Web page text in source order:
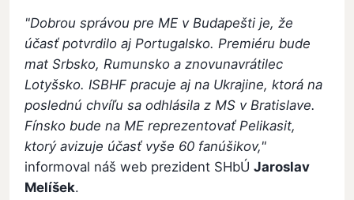
"Dobrou správou pre ME v Budapešti je, že
účasť potvrdilo aj Portugalsko. Premiéru bude
mat Srbsko, Rumunsko a znovunavrátilec
Lotyšsko. ISBHF pracuje aj na Ukrajine, ktorá na
poslednú chvíľu sa odhlásila z MS v Bratislave.
Fínsko bude na ME reprezentovať Pelikasit,
ktorý avizuje účasť vyše 60 fanúšikov,"
informoval náš web prezident SHbÚJaroslav
Melíšek.